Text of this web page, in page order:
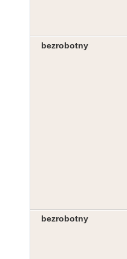
bezrobotny
bezrobotny